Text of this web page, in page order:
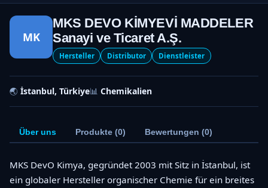
MK
MKS DEVO KİMYEVİ MADDELER
Sanayi ve Ticaret A.Ş.
Hersteller Distributor Dienstleister
🌏 İstanbul, Türkiye📊 Chemikalien
Über uns Produkte (0) Bewertungen (0)
MKS DevO Kimya, gegründet 2003 mit Sitz in İstanbul, ist
ein globaler Hersteller organischer Chemie für ein breites